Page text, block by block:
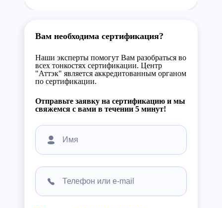
Вам необходима сертификация?
Наши эксперты помогут Вам разобраться во
всех тонкостях сертификации. Центр
"Аттэк" является аккредитованным органом
по сертификации.
Отправьте заявку на сертификацию и мы
свяжемся с вами в течении 5 минут!